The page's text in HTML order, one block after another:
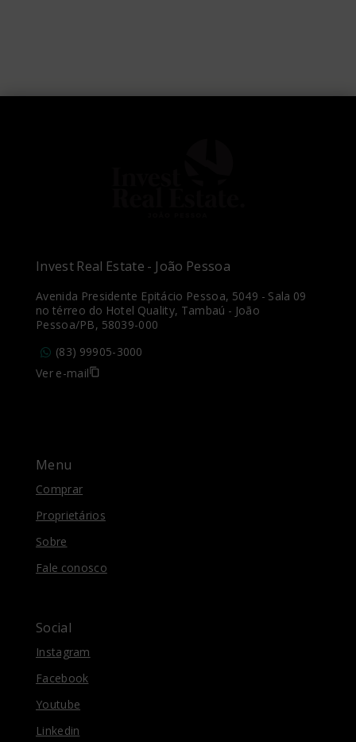
Menu
Comprar
Proprietários
Sobre
Fale conosco
Social
Instagram
Facebook
Youtube
Linkedin
Invest Real Estate - João Pessoa
Avenida Presidente Epitácio Pessoa, 5049 - Sala 09
no térreo do Hotel Quality, Tambaú - João
Pessoa/PB, 58039-000
(83) 99905-3000
Ver e-mail